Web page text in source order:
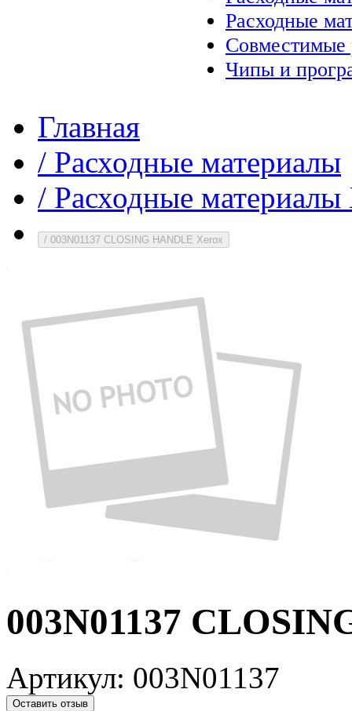
Расходные
Совместимые
Чипы и
Главная
/ Расходные материалы
/ Расходные
/ 003N01137 CLOSING HANDLE Xerox
003N01137
Артикул: 003N01137
Оставить отзыв